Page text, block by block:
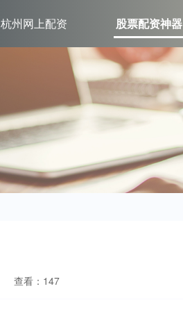
杭州网上配资 股票配资神器
查看：147